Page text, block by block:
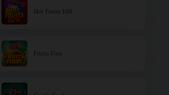
Hot Fruits 100
Fruits First